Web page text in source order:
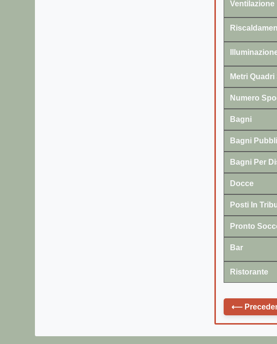
Ventilazione
Metri
Numero
Bagni
Bagni
Bagni Per
Docce
Posti In
Pronto
Bar
Ristorante
⟵